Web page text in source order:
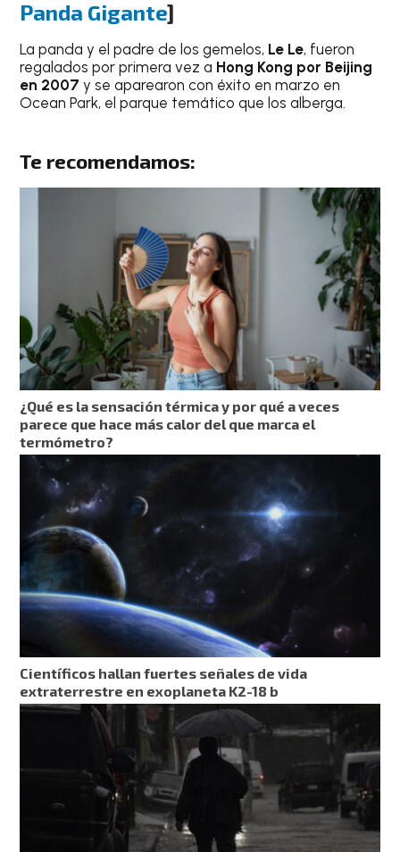
Panda Gigante]
La panda y el padre de los gemelos, Le Le, fueron
regalados por primera vez a Hong Kong por Beijing
en 2007 y se aparearon con éxito en marzo en
Ocean Park, el parque temático que los alberga.
Te recomendamos:
¿Qué es la sensación térmica y por qué a veces
parece que hace más calor del que marca el
termómetro?
Científicos hallan fuertes señales de vida
extraterrestre en exoplaneta K2-18 b